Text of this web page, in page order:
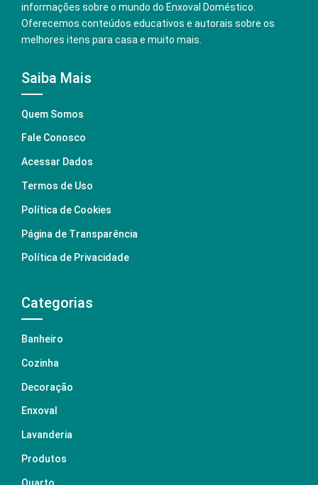
informações sobre o mundo do Enxoval Doméstico.
Oferecemos conteúdos educativos e autorais sobre os
melhores itens para casa e muito mais.
Saiba Mais
Quem Somos
Fale Conosco
Acessar Dados
Termos de Uso
Política de Cookies
Página de Transparência
Política de Privacidade
Categorias
Banheiro
Cozinha
Decoração
Enxoval
Lavanderia
Produtos